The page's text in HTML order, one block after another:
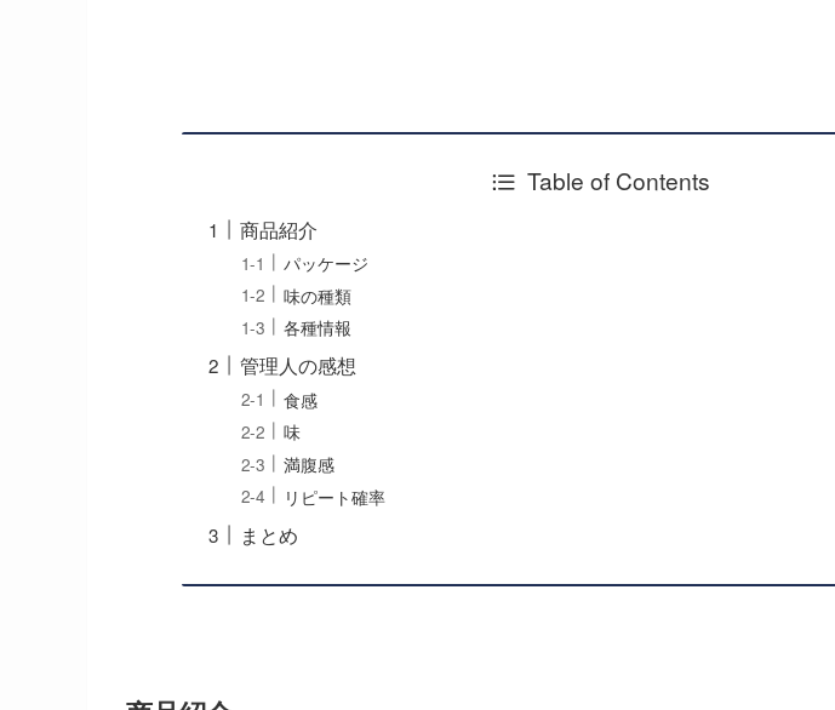
Table of Contents
商品紹介
パッケージ
味の種類
各種情報
管理人の感想
食感
味
満腹感
リピート確率
まとめ